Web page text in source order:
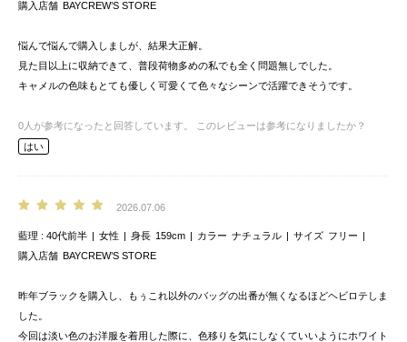
購入店舗 BAYCREW’S STORE
悩んで悩んで購入しましが、結果大正解。
見た目以上に収納できて、普段荷物多めの私でも全く問題無しでした。
キャメルの色味もとても優しく可愛くて色々なシーンで活躍できそうです。
0 人が参考になったと回答しています。
このレビューは参考になりましたか？
はい
2026.07.06
藍理 40代前半 女性 身長 159cm カラー ナチュラル サイズ フリー
購入店舗 BAYCREW’S STORE
昨年ブラックを購入し、もぅこれ以外のバッグの出番が無くなるほどヘビロテしま
した。
今回は淡い色のお洋服を着用した際に、色移りを気にしなくていいようにホワイト